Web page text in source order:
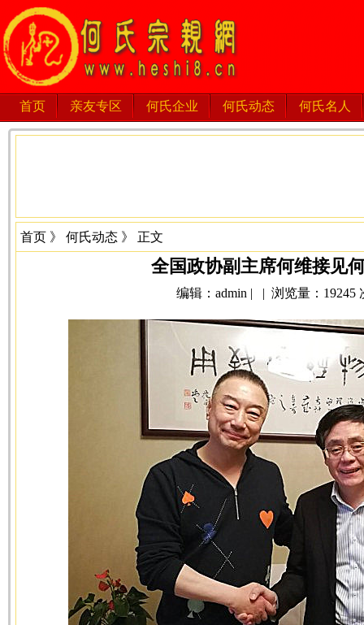
首页 亲友专区 何氏企业 何氏动态 何氏名人
首页 》 何氏动态 》 正文
全国政协副主席何维接见
编辑：admin | | 浏览量：19245